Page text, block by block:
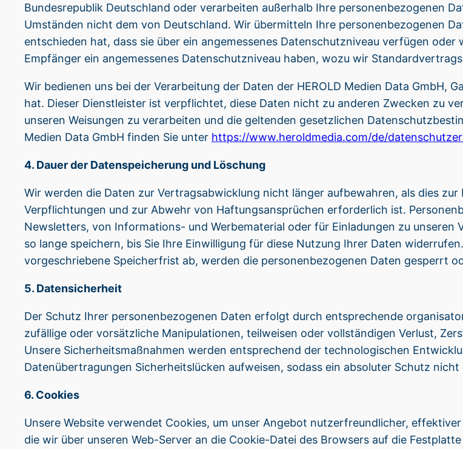
Bundesrepublik Deutschland oder verarbeiten außerhalb Ihre personenbezogenen
Umständen nicht dem von Deutschland. Wir übermitteln Ihre personenbezogenen
entschieden hat, dass sie über ein angemessenes Datenschutzniveau verfügen
Empfänger ein angemessenes Datenschutzniveau haben, wozu wir
Wir bedienen uns bei der Verarbeitung der Daten der HEROLD Medien Data GmbH,
hat. Dieser Dienstleister ist verpflichtet, diese Daten nicht zu anderen Zwecken zu
unseren Weisungen zu verarbeiten und die geltenden gesetzlichen
Medien Data GmbH finden Sie unter https://www.heroldmedia.com/de/
4. Dauer der Datenspeicherung und Löschung
Wir werden die Daten zur Vertragsabwicklung nicht länger aufbewahren, als dies
Verpflichtungen und zur Abwehr von Haftungsansprüchen erforderlich ist.
Newsletters, von Informations- und Werbematerial oder für Einladungen zu
so lange speichern, bis Sie Ihre Einwilligung für diese Nutzung Ihrer Daten
vorgeschriebene Speicherfrist ab, werden die personenbezogenen Daten gesperrt
5. Datensicherheit
Der Schutz Ihrer personenbezogenen Daten erfolgt durch entsprechende
zufällige oder vorsätzliche Manipulationen, teilweisen oder vollständigen Verlust,
Unsere Sicherheitsmaßnahmen werden entsprechend der technologischen
Datenübertragungen Sicherheitslücken aufweisen, sodass ein absoluter Schutz
6. Cookies
Unsere Website verwendet Cookies, um unser Angebot nutzerfreundlicher,
die wir über unseren Web-Server an die Cookie-Datei des Browsers auf die